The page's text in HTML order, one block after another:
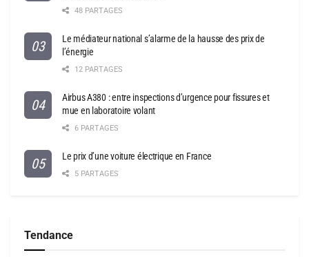
48 PARTAGES
Le médiateur national s’alarme de la hausse des prix de
l’énergie
12 PARTAGES
Airbus A380 : entre inspections d’urgence pour fissures et
mue en laboratoire volant
6 PARTAGES
Le prix d’une voiture électrique en France
5 PARTAGES
Tendance